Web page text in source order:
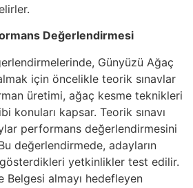
Değerlendirmesi
Günyüzü Ağaç
için öncelikle teorik sınavlar
üretimi, ağaç kesme teknikleri
konuları kapsar. Teorik sınavı
performans değerlendirmesini
değerlendirmede, adayların
yetkinlikler test edilir.
Belgesi almayı hedefleyen